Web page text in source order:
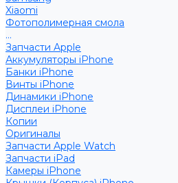
Xiaomi
Фотополимерная смола
...
Запчасти Apple
Аккумуляторы iPhone
Банки iPhone
Винты iPhone
Динамики iPhone
Дисплеи iPhone
Копии
Оригиналы
Запчасти Apple Watch
Запчасти iPad
Камеры iPhone